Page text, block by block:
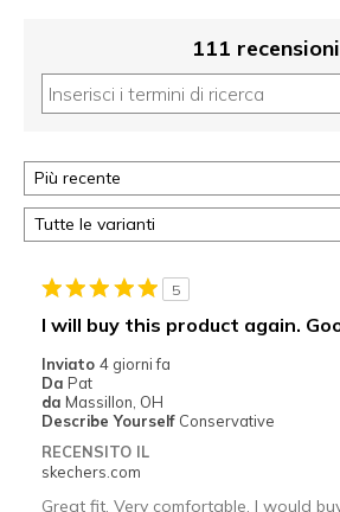
111 recensioni
5
I will buy this product again.
Inviato 4 giorni fa
Da Pat
da Massillon, OH
Describe Yourself Conservative
RECENSITO IL
skechers.com
Great fit. Very comfortable. I would